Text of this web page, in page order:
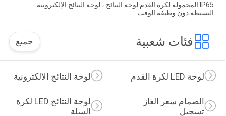
IP65 المحمولة لكرة القدم لوحة النتائج ، لوحة النتائج الإلكترونية
البسيطة دون وظيفة الوقت
فئات شعبية جميع
لوحة النتائج الالكترونية لوحة LED لكرة القدم
لوحة النتائج LED لكرة
السلة
الصمام سعر الغاز
تسجيل